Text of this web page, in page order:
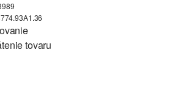
tovaru